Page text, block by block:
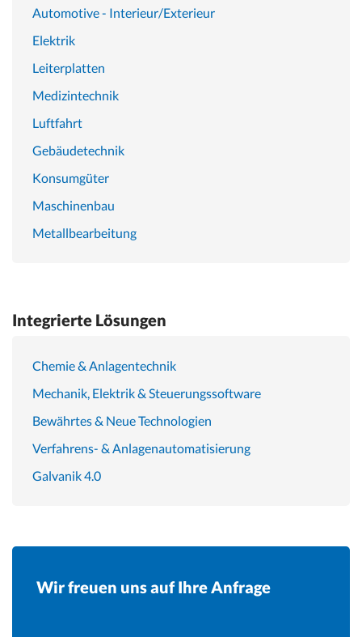
Automotive - Interieur/Exterieur
Elektrik
Leiterplatten
Medizintechnik
Luftfahrt
Gebäudetechnik
Konsumgüter
Maschinenbau
Metallbearbeitung
Integrierte Lösungen
Chemie & Anlagentechnik
Mechanik, Elektrik & Steuerungssoftware
Bewährtes & Neue Technologien
Verfahrens- & Anlagenautomatisierung
Galvanik 4.0
Wir freuen uns auf Ihre Anfrage